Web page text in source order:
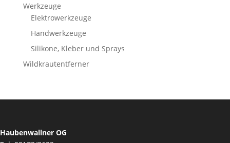
Werkzeuge
Elektrowerkzeuge
Handwerkzeuge
Silikone, Kleber und Sprays
Wildkrautentferner
Haubenwallner OG